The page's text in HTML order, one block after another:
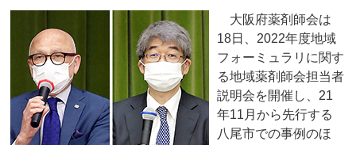
大阪府薬剤師会は
18日、2022年度地域
フォーミュラリに関す
る地域薬剤師会担当者
説明会を開催し、21
年11月から先行する
八尾市での事例のほ